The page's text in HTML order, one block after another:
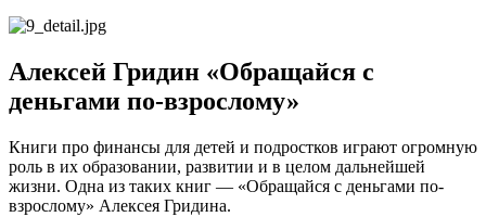
Алексей Гридин «Обращайся с
деньгами по-взрослому»
Книги про финансы для детей и подростков играют огромную
роль в их образовании, развитии и в целом дальнейшей
жизни. Одна из таких книг — «Обращайся с деньгами по-
взрослому» Алексея Гридина.